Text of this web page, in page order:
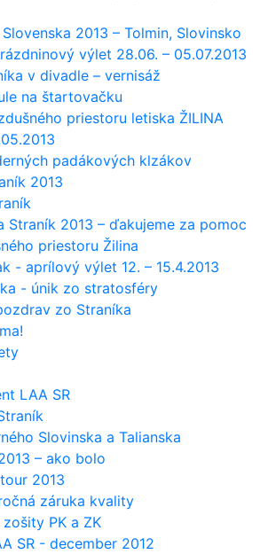
2013 – Tolmin, Slovinsko
výlet 28.06. – 05.07.2013
v divadle – vernisáž
na štartovačku
priestoru letiska ŽILINA
padákových klzákov
2013
Straník 2013 – ďakujeme za pomoc
priestoru Žilina
- aprílový výlet 12. – 15.4.2013
- únik zo stratosféry
zo Straníka
LAA SR
Slovinska a Talianska
– ako bolo
2013
záruka kvality
PK a ZK
SR - december 2012